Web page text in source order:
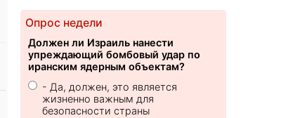
Опрос недели
Должен ли Израиль нанести
упреждающий бомбовый удар по
иранским ядерным объектам?
- Да, должен, это является
жизненно важным для
безопасности страны